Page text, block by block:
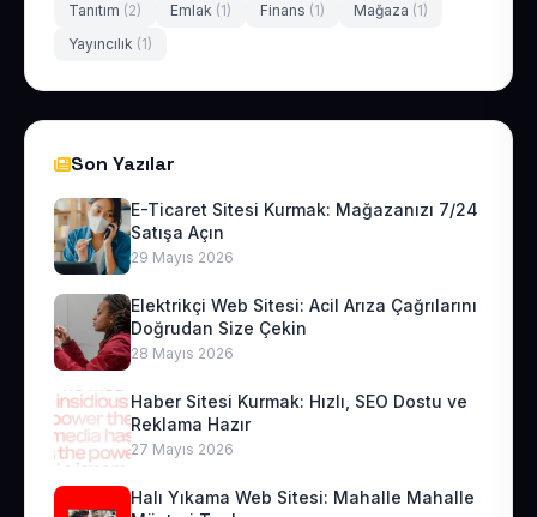
Tanıtım (2) Emlak (1) Finans (1) Mağaza (1)
Yayıncılık (1)
Son Yazılar
E-Ticaret Sitesi Kurmak: Mağazanızı 7/24
Satışa Açın
29 Mayıs 2026
Elektrikçi Web Sitesi: Acil Arıza Çağrılarını
Doğrudan Size Çekin
28 Mayıs 2026
Haber Sitesi Kurmak: Hızlı, SEO Dostu ve
Reklama Hazır
27 Mayıs 2026
Halı Yıkama Web Sitesi: Mahalle Mahalle